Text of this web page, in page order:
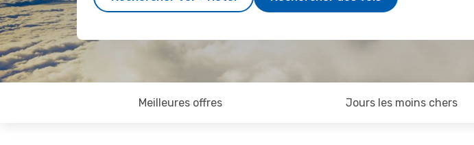
Meilleures offres Jours les moins chers